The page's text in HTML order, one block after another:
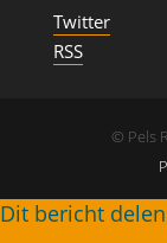
Twitter
RSS
© Pels